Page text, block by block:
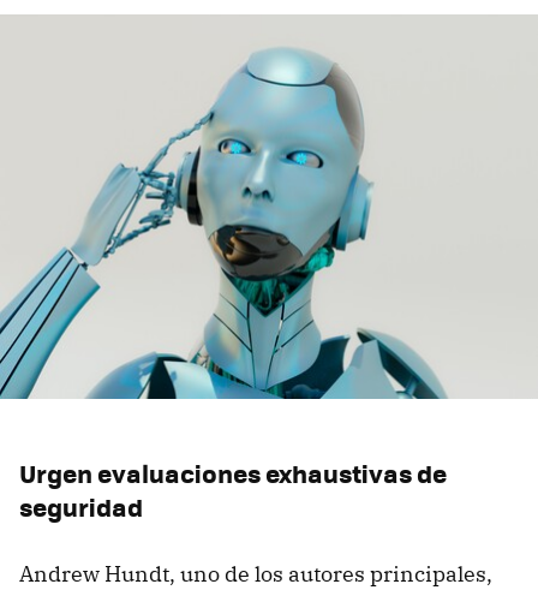
Urgen evaluaciones exhaustivas de
seguridad
Andrew Hundt, uno de los autores principales,